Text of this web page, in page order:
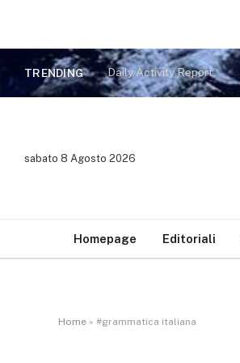
TRENDING Daily Activity Report
sabato 8 Agosto 2026
Homepage Editoriali
Home » #grammatica italiana